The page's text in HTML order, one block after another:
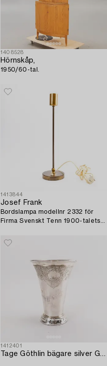
1408528
Hörnskåp,
1950/60-tal.
1413844
Josef Frank
Bordslampa modellnr 2332 för
Firma Svenskt Tenn 1900-talets
1412401
Tage Göthlin bägare silver Göteborg 1949.